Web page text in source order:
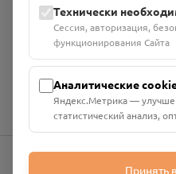
ИНН: 6700029207 ОГРН:
Юридический адрес: 216790,
Руднянский, г. Рудня, улица
Номер счёта:
Технически
Сессия, авторизация,
функционирования Сайта
Аналитические
Яндекс.Метрика —
статистический анализ,
Принять